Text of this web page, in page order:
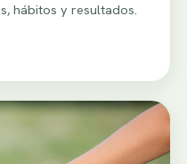
hábitos y resultados.